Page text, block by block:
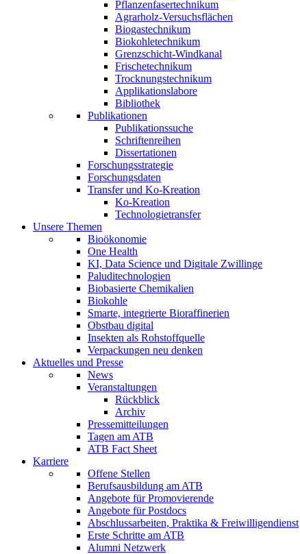
Pflanzenfasertechnikum
Agrarholz-Versuchsflächen
Biogastechnikum
Biokohletechnikum
Grenzschicht-Windkanal
Frischetechnikum
Trocknungstechnikum
Applikationslabore
Bibliothek
Publikationen
Publikationssuche
Schriftenreihen
Dissertationen
Forschungsstrategie
Forschungsdaten
Transfer und Ko-Kreation
Ko-Kreation
Technologietransfer
Unsere Themen
Bioökonomie
One Health
KI, Data Science und Digitale Zwillinge
Paluditechnologien
Biobasierte Chemikalien
Biokohle
Smarte, integrierte Bioraffinerien
Obstbau digital
Insekten als Rohstoffquelle
Verpackungen neu denken
Aktuelles und Presse
News
Veranstaltungen
Rückblick
Archiv
Pressemitteilungen
Tagen am ATB
ATB Fact Sheet
Karriere
Offene Stellen
Berufsausbildung am ATB
Angebote für Promovierende
Angebote für Postdocs
Abschlussarbeiten, Praktika & Freiwilligendienst
Erste Schritte am ATB
Alumni Netzwerk